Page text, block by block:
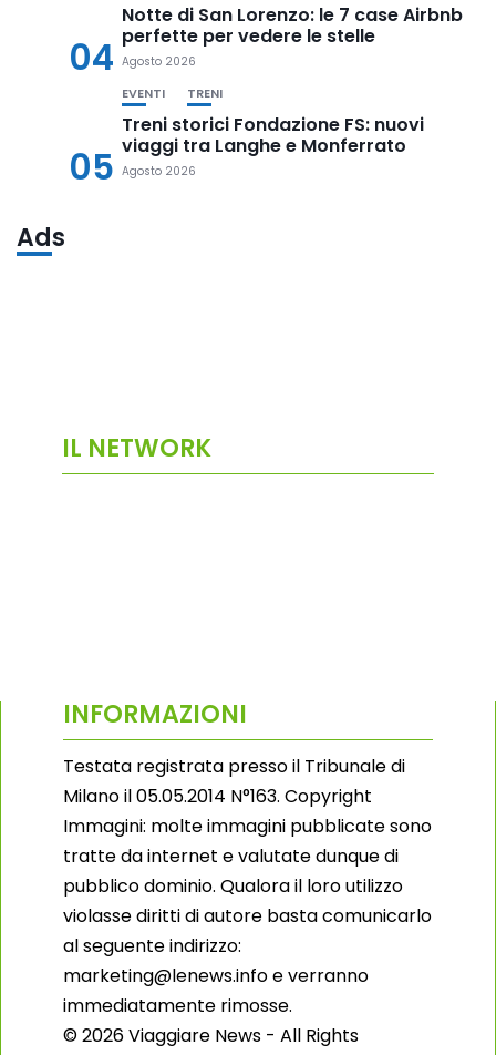
04
Notte di San Lorenzo: le 7 case Airbnb
perfette per vedere le stelle
Agosto 2026
05
EVENTI TRENI
Treni storici Fondazione FS: nuovi
viaggi tra Langhe e Monferrato
Agosto 2026
Ads
IL NETWORK
INFORMAZIONI
Testata registrata presso il Tribunale di
Milano il 05.05.2014 N°163. Copyright
Immagini: molte immagini pubblicate sono
tratte da internet e valutate dunque di
pubblico dominio. Qualora il loro utilizzo
violasse diritti di autore basta comunicarlo
al seguente indirizzo:
marketing@lenews.info e verranno
immediatamente rimosse.
© 2026 Viaggiare News - All Rights